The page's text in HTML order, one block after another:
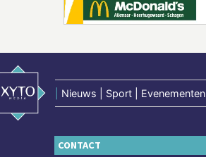
Nieuws | Sport | Evenementen
CONTACT